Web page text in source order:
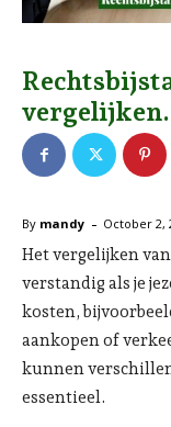
vergelijken.
By mandy - October 2,
Het vergelijken
verstandig als je
kosten,
aankopen of
kunnen
essentieel.